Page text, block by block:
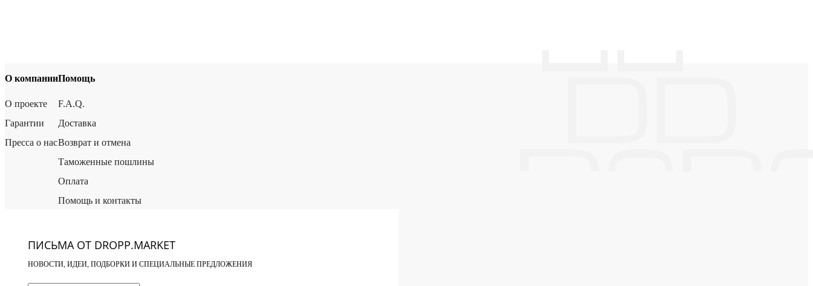
О компании
О проекте
Гарантии
Пресса о нас
Помощь
F.A.Q.
Доставка
Возврат и отмена
Таможенные пошлины
Оплата
Помощь и контакты
ПИСЬМА ОТ DROPP.MARKET
НОВОСТИ, ИДЕИ, ПОДБОРКИ И СПЕЦИАЛЬНЫЕ ПРЕДЛОЖЕНИЯ